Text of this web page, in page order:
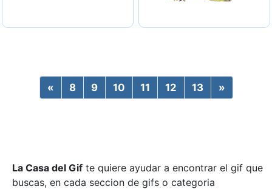
« Previous
8 9 10 11 12 13 »
La Casa del Gif te quiere ayudar a encontrar el gif que
buscas, en cada seccion de gifs o categoria